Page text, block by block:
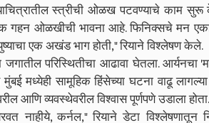
स्त्रीची ओळख पटवण्याचे काम
ओळखीची भावना आहे. फिनिक्सचे मन एका
एक अखंड भाग होती," रियाने विश्लेषण केले.
जगातील परिस्थितीचा आढावा घेतला. आर्यनचा
मध्येही सामूहिक हिंसेच्या घटना वाढू
आणि व्यवस्थेवरील विश्वास पूर्णपणे उडाला होता.
नाहीये, कर्नल," रियाने डेटा विश्लेषणातून